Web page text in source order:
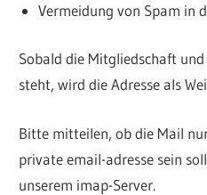
Vermeidung von Spam in
Sobald die Mitgliedschaft
steht, wird die Adresse als
Bitte mitteilen, ob die Mail
private email-adresse sein
unserem imap-Server.